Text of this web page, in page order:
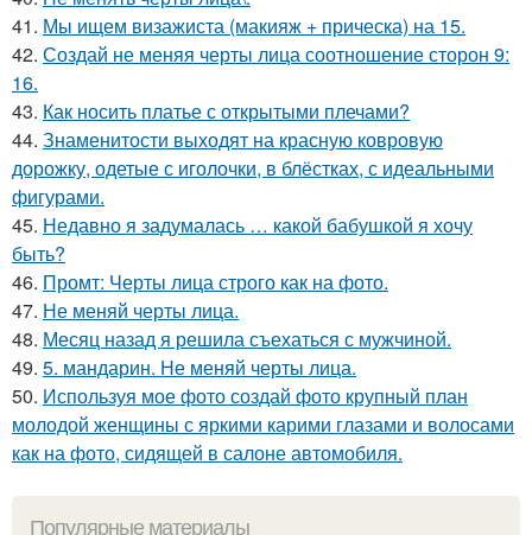
41. Мы ищем визажиста (макияж + прическа) на 15.
42. Создай не меняя черты лица соотношение сторон 9:
16.
43. Как носить платье с открытыми плечами?
44. Знаменитости выходят на красную ковровую
дорожку, одетые с иголочки, в блёстках, с идеальными
фигурами.
45. Недавно я задумалась … какой бабушкой я хочу
быть?
46. Промт: Черты лица строго как на фото.
47. Не меняй черты лица.
48. Месяц назад я решила съехаться с мужчиной.
49. 5. мандарин. Не меняй черты лица.
50. Используя мое фото создай фото крупный план
молодой женщины с яркими карими глазами и волосами
как на фото, сидящей в салоне автомобиля.
Популярные материалы